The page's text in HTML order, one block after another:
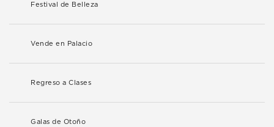
Festival de Belleza
Vende en Palacio
Regreso a Clases
Galas de Otoño